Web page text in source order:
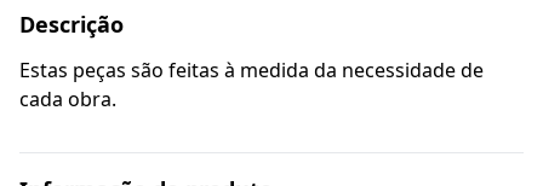
Descrição
Estas peças são feitas à medida da necessidade de
cada obra.